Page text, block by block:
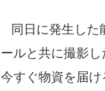
同日に発生した
ールと共に撮影
今すぐ物資を届